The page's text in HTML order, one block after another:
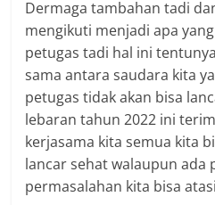
Dermaga tambahan tadi
mengikuti menjadi apa
petugas tadi hal ini
sama antara saudara kita
petugas tidak akan bisa
lebaran tahun 2022 ini
kerjasama kita semua kita
lancar sehat walaupun ada
permasalahan kita bisa